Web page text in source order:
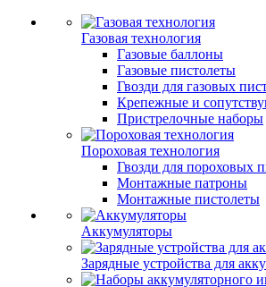
Газовая технология
Газовые баллоны
Газовые пистолеты
Гвозди для газовых
Крепежные и
Пристрелочные наборы
Пороховая технология
Гвозди для пороховых
Монтажные патроны
Монтажные пистолеты
Аккумуляторы
Зарядные устройства для